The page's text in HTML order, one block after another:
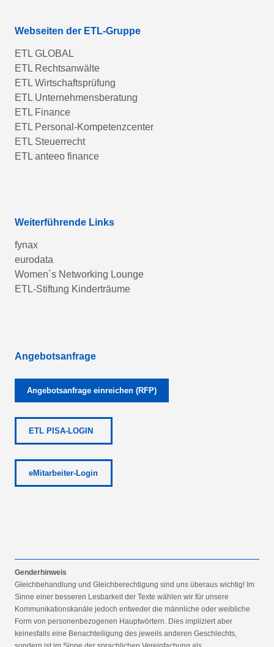
Webseiten der ETL-Gruppe
ETL GLOBAL
ETL Rechtsanwälte
ETL Wirtschaftsprüfung
ETL Unternehmensberatung
ETL Finance
ETL Personal-Kompetenzcenter
ETL Steuerrecht
ETL anteeo finance
Weiterführende Links
fynax
eurodata
Women´s Networking Lounge
ETL-Stiftung Kinderträume
Angebotsanfrage
Angebotsanfrage einreichen (RFP)
ETL PISA-LOGIN
eMitarbeiter-Login
Genderhinweis
Gleichbehandlung und Gleichberechtigung sind uns überaus wichtig! Im
Sinne einer besseren Lesbarkeit der Texte wählen wir für unsere
Kommunikationskanäle jedoch entweder die männliche oder weibliche
Form von personenbezogenen Hauptwörtern. Dies impliziert aber
keinesfalls eine Benachteiligung des jeweils anderen Geschlechts,